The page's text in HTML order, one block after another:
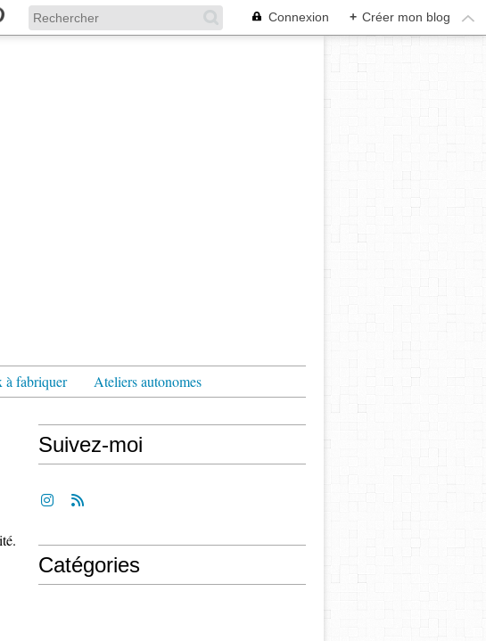
Connexion + Créer mon blog
à fabriquer Ateliers autonomes
Suivez-moi
Catégories